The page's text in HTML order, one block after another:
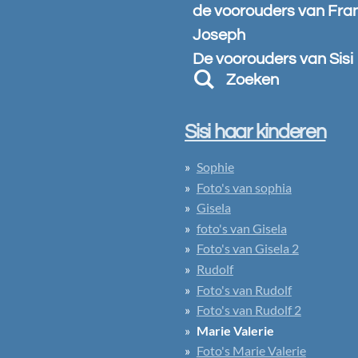
de voorouders van
Joseph
De voorouders van Sisi
Zoeken
Sisi haar kinderen
Sophie
Foto's van sophia
Gisela
foto's van Gisela
Foto's van Gisela 2
Rudolf
Foto's van Rudolf
Foto's van Rudolf 2
Marie Valerie
Foto's Marie Valerie